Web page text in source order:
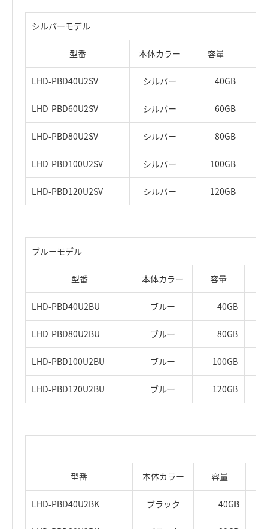
シルバーモデル
型番 本体カラー 容量
LHD-PBD40U2SV シルバー 40GB
LHD-PBD60U2SV シルバー 60GB
LHD-PBD80U2SV シルバー 80GB
LHD-PBD100U2SV シルバー 100GB
LHD-PBD120U2SV シルバー 120GB
ブルーモデル
型番 本体カラー 容量
LHD-PBD40U2BU ブルー 40GB
LHD-PBD80U2BU ブルー 80GB
LHD-PBD100U2BU ブルー 100GB
LHD-PBD120U2BU ブルー 120GB
型番 本体カラー 容量
LHD-PBD40U2BK ブラック 40GB